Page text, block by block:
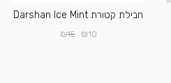
חבילת קטורת Darshan Ice Mint
₪10
₪15